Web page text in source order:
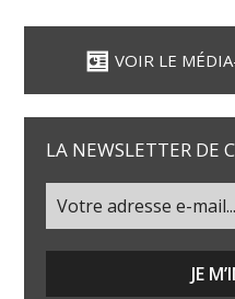
VOIR LE
LA NEWSLETTER DE